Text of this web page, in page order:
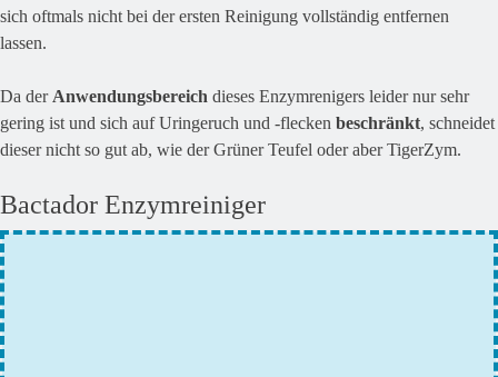
sich oftmals nicht bei der ersten Reinigung vollständig entfernen
lassen.
Da der Anwendungsbereich dieses Enzymrenigers leider nur sehr
gering ist und sich auf Uringeruch und -flecken beschränkt, schneidet
dieser nicht so gut ab, wie der Grüner Teufel oder aber TigerZym.
Bactador Enzymreiniger